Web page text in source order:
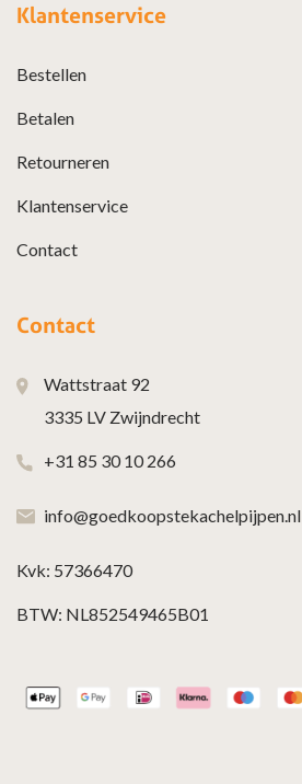
Klantenservice
Bestellen
Betalen
Retourneren
Klantenservice
Contact
Contact
Wattstraat 92
3335 LV Zwijndrecht
+31 85 30 10 266
info@goedkoopstekachelpijpen.nl
Kvk: 57366470
BTW: NL852549465B01